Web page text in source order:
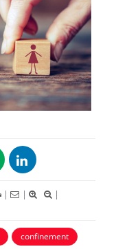
| |
|
confinement